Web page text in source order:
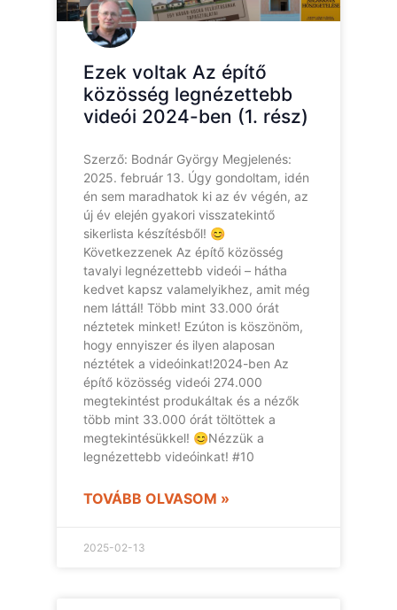
Ezek voltak Az építő
közösség legnézettebb
videói 2024-ben (1. rész)
Szerző: Bodnár György Megjelenés:
2025. február 13. Úgy gondoltam, idén
én sem maradhatok ki az év végén, az
új év elején gyakori visszatekintő
sikerlista készítésből! 😊
Következzenek Az építő közösség
tavalyi legnézettebb videói – hátha
kedvet kapsz valamelyikhez, amit még
nem láttál! Több mint 33.000 órát
néztetek minket! Ezúton is köszönöm,
hogy ennyiszer és ilyen alaposan
néztétek a videóinkat!2024-ben Az
építő közösség videói 274.000
megtekintést produkáltak és a nézők
több mint 33.000 órát töltöttek a
megtekintésükkel! 😊Nézzük a
legnézettebb videóinkat! #10
TOVÁBB OLVASOM »
2025-02-13